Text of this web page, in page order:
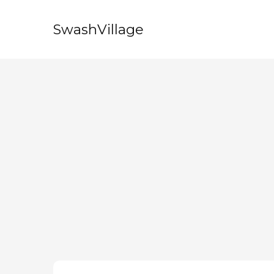
SwashVillage